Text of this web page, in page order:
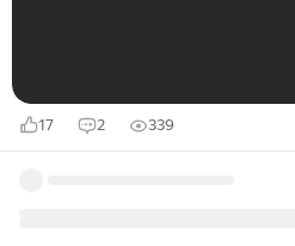
17 2 339